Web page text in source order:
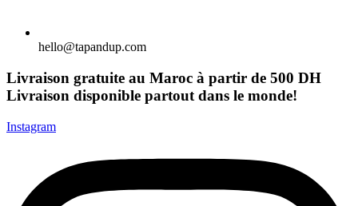
hello@tapandup.com
Livraison gratuite au Maroc à partir de 500 DH
Livraison disponible partout dans le monde!
Instagram